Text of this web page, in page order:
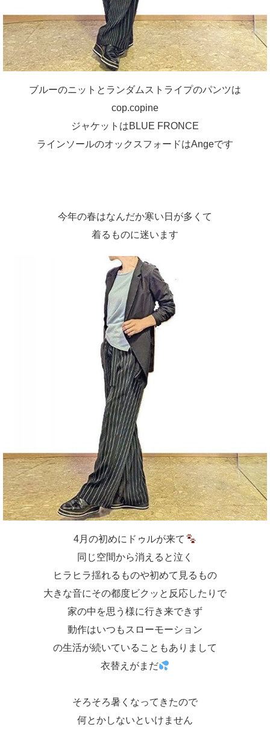
ブルーのニットとランダムストライプのパンツは
cop.copine
ジャケットはBLUE FRONCE
ラインソールのオックスフォードはAngeです
今年の春はなんだか寒い日が多くて
着るものに迷います
4月の初めにドゥルが来て
同じ空間から消えると泣く
ヒラヒラ揺れるものや初めて見るもの
大きな音にその都度ビクッと反応したりで
家の中を思う様に行き来できず
動作はいつもスローモーション
の生活が続いていることもありまして
衣替えがまだ
そろそろ暑くなってきたので
何とかしないといけません